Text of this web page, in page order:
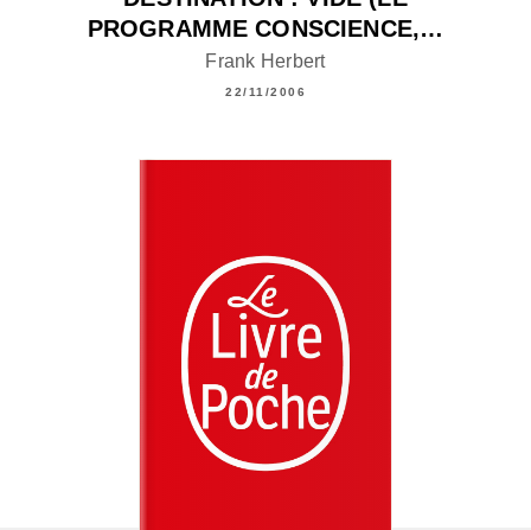
PROGRAMME CONSCIENCE,…
Frank Herbert
22/11/2006